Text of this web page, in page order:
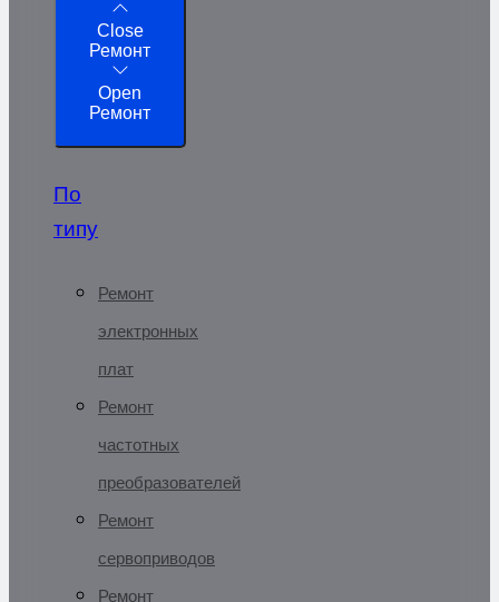
Close
Ремонт
Open
Ремонт
По
типу
Ремонт
электронных
плат
Ремонт
частотных
преобразователей
Ремонт
сервоприводов
Ремонт